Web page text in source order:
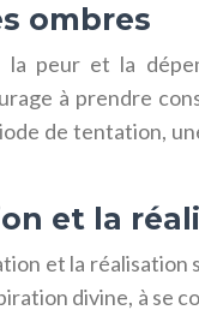
ombres
la peur et la
à prendre
de tentation,
et la
et la réalisation
divine, à